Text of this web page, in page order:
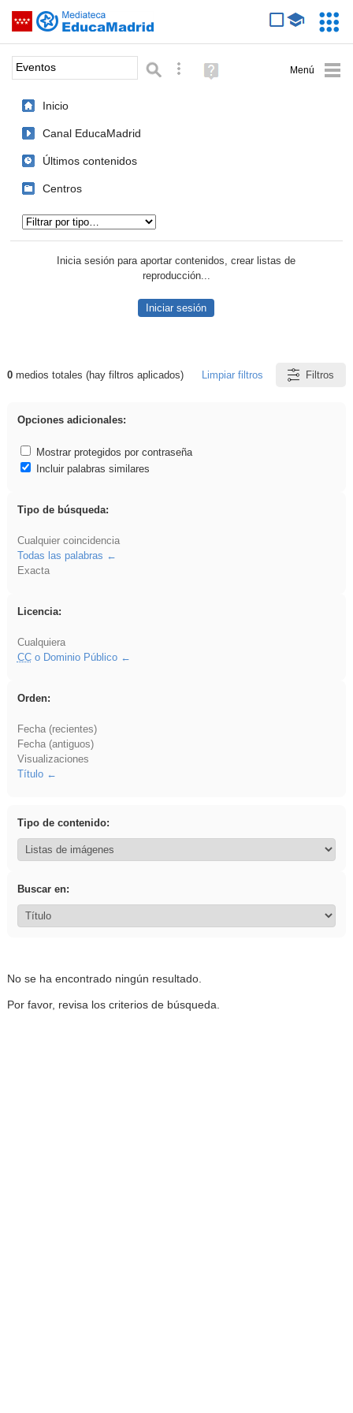
Saltar navegación
Palabra o frase: Búsqueda avanzada
Ayuda
(en
Inicio
Canal EducaMadrid
Últimos contenidos
Centros
Inicia sesión para aportar contenidos, crear listas de
reproducción...
Iniciar sesión
Resultados de: Eventos
0medios totales (hay filtros aplicados) Limpiar filtros Filtros
Opciones adicionales:
Mostrar protegidos por contraseña
Incluir palabras similares
Tipo de búsqueda:
Cualquier coincidencia
Todas las palabras
Exacta
Licencia:
Cualquiera
CCo Dominio Público
Orden:
Fecha (recientes)
Fecha (antiguos)
Visualizaciones
Título
Tipo de contenido:
Buscar en:
No se ha encontrado ningún resultado.
Por favor, revisa los criterios de búsqueda.